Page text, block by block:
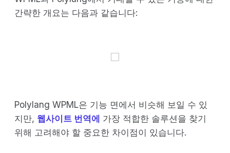
간략한 개요는 다음과 같습니다:
Polylang WPML은 기능 면에서 비슷해 보일 수 있
지만, 웹사이트 번역에
가장 적합한 솔루션을 찾기
위해 고려해야 할 중요한 차이점이 있습니다.